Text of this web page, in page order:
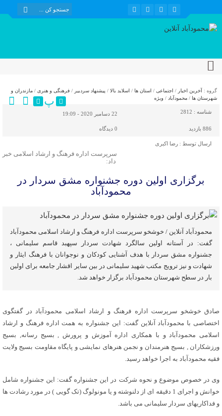
گروه : آخرین اخبار / اجتماعی / استان ها / اسلاید بالا / پیشنهاد سردبیر / فرهنگی و هنری / مازندران و
شهرستان ها / محمودآباد / ویژه پ
شناسه : 2812 22 دسامبر 2020 - 19:09
886 بازدید 0 دیدگاه
ارسال توسط : رضا اکبری
سرپرست اداره فرهنگ و ارشاد اسلامی خبر
داد:
برگزاری اولین دوره جشنواره مشق سردار در
محمودآباد
محمودآباد آنلاین / خوشخو سرپرست اداره فرهنگ و ارشاد اسلامی محمودآباد
گفت: در آستانه اولین سالگرد شهادت سردار سپهبد قاسم سلیمانی ،
جشنواره مشق سردار با هدف آشنایی کودکان و نوجوانان با فرهنگ ایثار و
شهادت و نیز ترویج مکتب شهید سلیمانی در بین سایر اقشار جامعه برای اولین
بار در سطح شهرستان محمودآباد برگزار خواهد شد.
صادق خوشخو سرپرست اداره فرهنگ و ارشاد اسلامی محمودآباد در گفتگوی
اختصاصی با محمودآباد آنلاین گفت: این جشنواره به همت اداره فرهنگ و ارشاد
اسلامی محمودآباد و با همکاری اداره آموزش و پرورش , بسیج رسانه, بسیج
ورزشکاران , بسیج هنرمندان و نجمن هنرهای نمایشی و پایگاه مقاومت بسیج ولایت
فقیه محمودآباد به اجرا خواهد رسید.
وی در خصوص موضوع و نحوه شرکت در این جشنواره گفت: این جشنواره شامل
خوانش و اجرای 1 دقیقه ای از دلنوشته و یا مونولوگ (تک گویی ) در مورد رشادت ها
و فداکاریهای سردار سلیمانی می باشد.